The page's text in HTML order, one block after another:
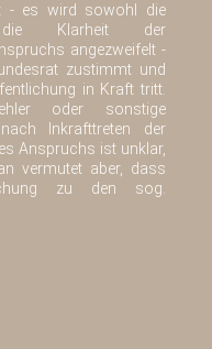
- es wird sowohl die
Klarheit der
angezweifelt -
zustimmt und
in Kraft tritt.
oder sonstige
Inkrafttreten der
Anspruchs ist unklar,
vermutet aber, dass
zu den sog.